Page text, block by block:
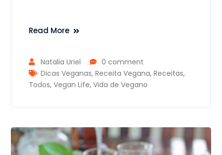
Read More
Natalia Uriel
0 comment
Dicas Veganas,Receita Vegana,Receitas,
Todos,Vegan Life,Vida de Vegano